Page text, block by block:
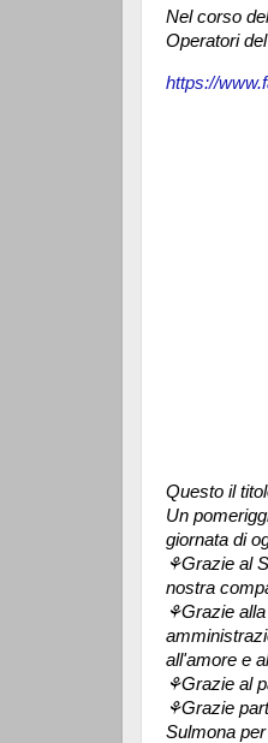
Nel corso
Operatori
https://
Questo il
Un
giornata di
⚘️Grazie al
nostra
⚘️Grazie
all'amore e
⚘️Grazie al
⚘️Grazie
Sulmona